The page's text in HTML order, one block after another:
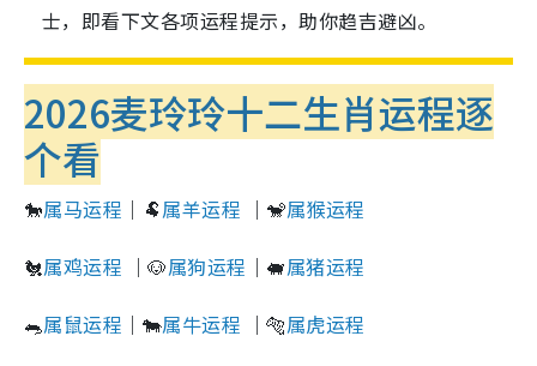
士，即看下文各项运程提示，助你趋吉避凶。
2026麦玲玲十二生肖运程逐
个看
🐎属马运程 ｜🐏属羊运程 ｜🐒属猴运程
🐔属鸡运程 ｜🐶属狗运程 ｜🐖属猪运程
🐀属鼠运程 ｜🐄属牛运程 ｜🐅属虎运程